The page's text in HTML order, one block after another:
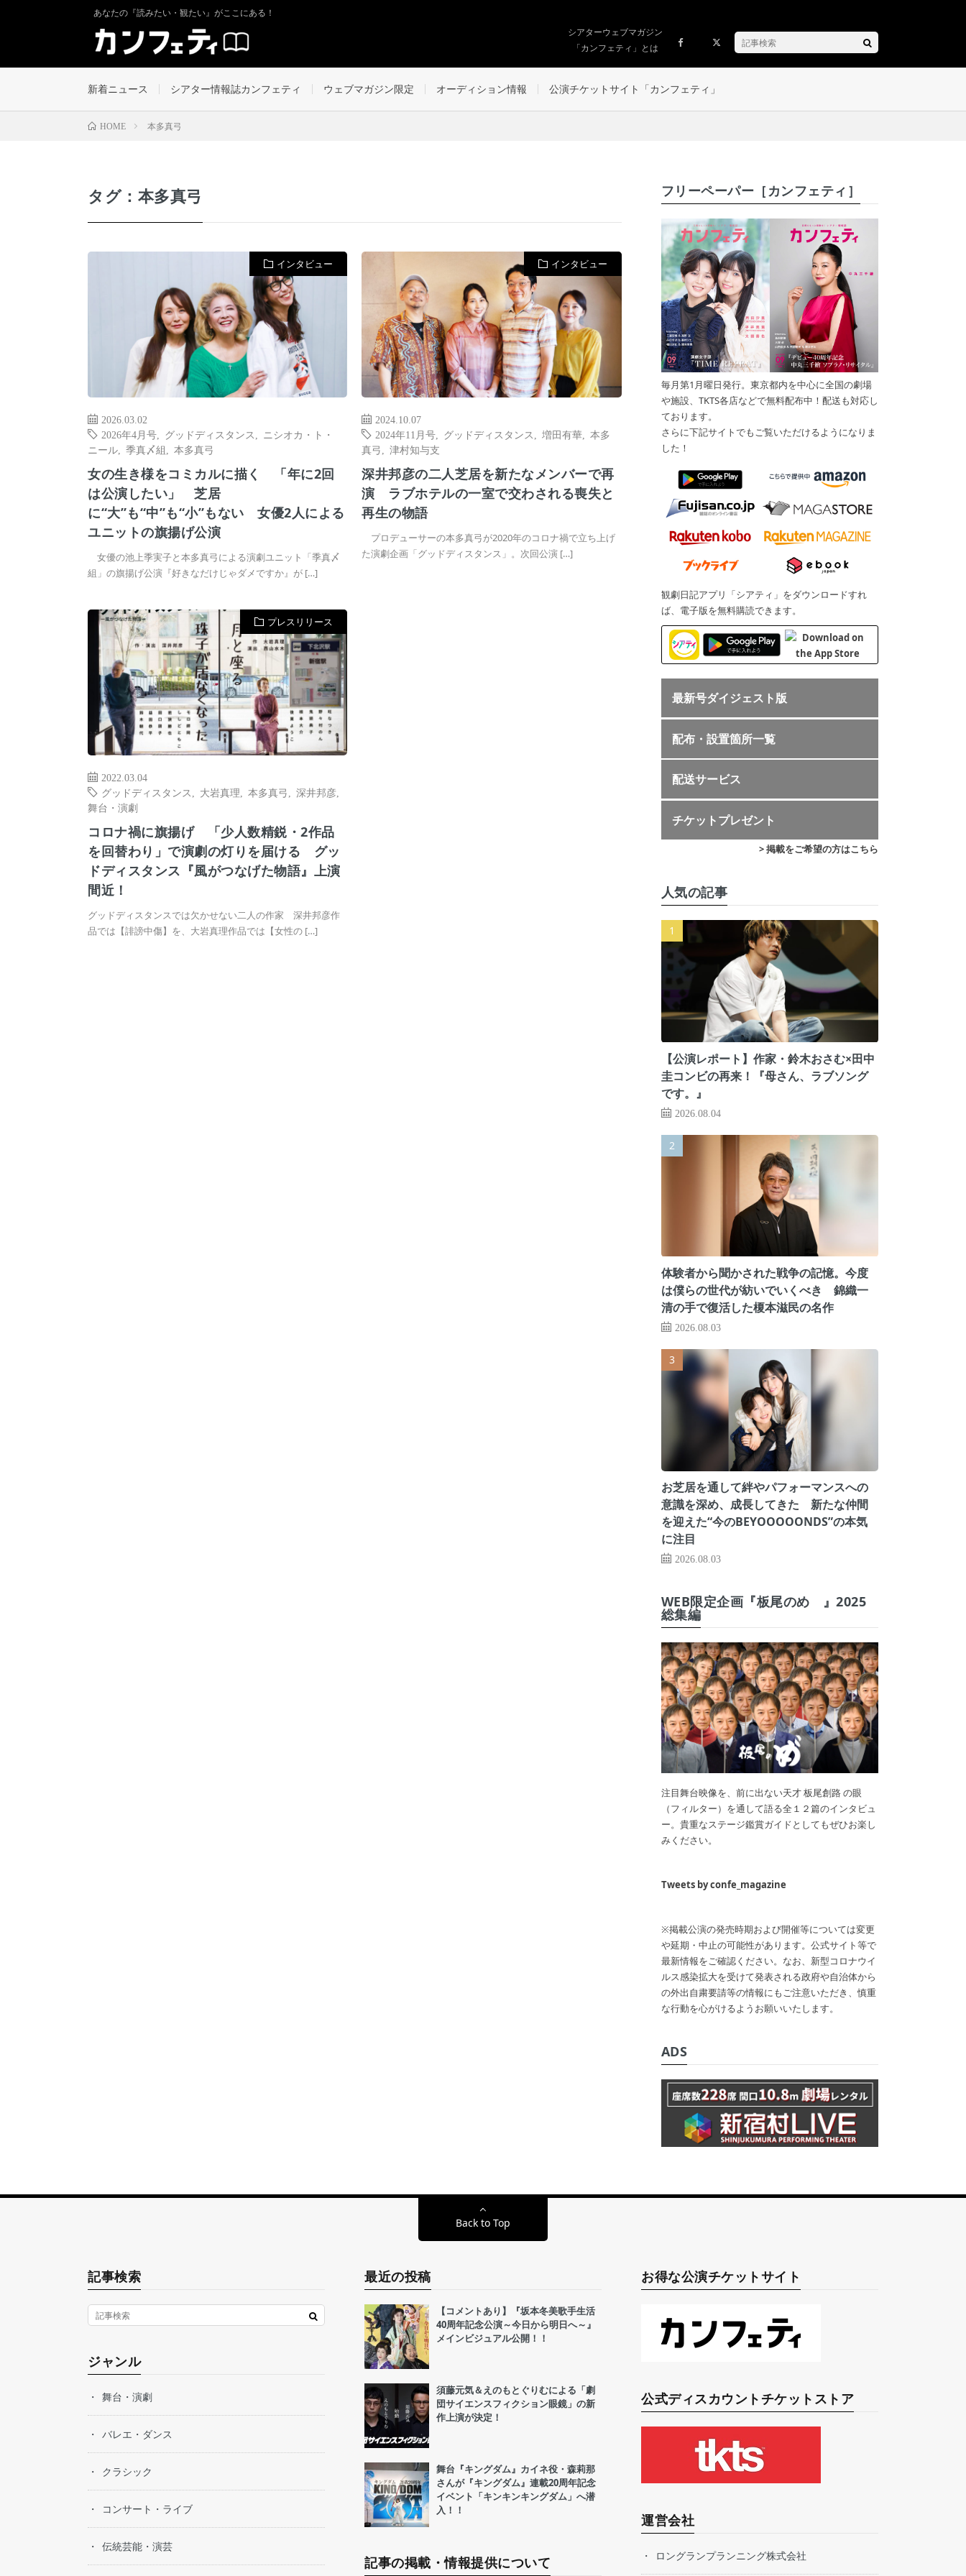
あなたの『読みたい・観たい』がここにある！
シアターウェブマガジン
「カンフェティ」とは
新着ニュース シアター情報誌カンフェティ ウェブマガジン限定 オーディション情報 公演チケットサイト「カンフェティ」
HOME 本多真弓
タグ：本多真弓
インタビュー
2026.03.02
2026年4月号
グッドディスタンス
ニシオカ・ト・
ニール
季真〆組 本多真弓
女の生き様をコミカルに描く 「年に2回
は公演したい」 芝居
に“大”も“中”も“小”もない 女優2人による
ユニットの旗揚げ公演
女優の池上季実子と本多真弓による演劇ユニット「季真〆
組」の旗揚げ公演『好きなだけじゃダメですか』が […]
インタビュー
2024.10.07
2024年11月号
グッドディスタンス ,増田有華 ,本多
真弓
,津村知与支
深井邦彦の二人芝居を新たなメンバーで再
演 ラブホテルの一室で交わされる喪失と
再生の物語
プロデューサーの本多真弓が2020年のコロナ禍で立ち上げ
た演劇企画「グッドディスタンス」。次回公演 […]
プレスリリース
2022.03.04
グッドディスタンス
大岩真理 本多真弓 深井邦彦
舞台・演劇
コロナ禍に旗揚げ 「少人数精鋭・2作品
を回替わり」で演劇の灯りを届ける グッ
ドディスタンス『風がつなげた物語』上演
間近！
グッドディスタンスでは欠かせない二人の作家 深井邦彦作
品では【誹謗中傷】を、大岩真理作品では【女性の […]
フリーペーパー［カンフェティ］
毎月第1月曜日発行。東京都内を中心に全国の劇場
や施設、TKTS各店などで無料配布中！配送も対応し
ております。
さらに下記サイトでもご覧いただけるようになりま
した！
観劇日記アプリ「シアティ」をダウンロードすれ
ば、電子版を無料購読できます。
最新号ダイジェスト版
配布・設置箇所一覧
配送サービス
チケットプレゼント
> 掲載をご希望の方はこちら
人気の記事
【公演レポート】作家・鈴木おさむ×田中
圭コンビの再来！『母さん、ラブソング
です。』
2026.08.04
体験者から聞かされた戦争の記憶。今度
は僕らの世代が紡いでいくべき 錦織一
清の手で復活した榎本滋民の名作
2026.08.03
お芝居を通して絆やパフォーマンスへの
意識を深め、成長してきた 新たな仲間
を迎えた“今のBEYOOOOONDS”の本気
に注目
2026.08.03
WEB限定企画『板尾のめ゙』2025
総集編
注目舞台映像を、前に出ない天才 板尾創路 の眼
（フィルター）を通して語る全１２篇のインタビュ
ー。貴重なステージ鑑賞ガイドとしてもぜひお楽し
みください。
Tweets by confe_magazine
※掲載公演の発売時期および開催等については変更
や延期・中止の可能性があります。公式サイト等で
最新情報をご確認ください。なお、新型コロナウイ
ルス感染拡大を受けて発表される政府や自治体から
の外出自粛要請等の情報にもご注意いただき、慎重
な行動を心がけるようお願いいたします。
ADS
Back to Top
記事検索
ジャンル
舞台・演劇
バレエ・ダンス
クラシック
コンサート・ライブ
伝統芸能・演芸
最近の投稿
【コメントあり】『坂本冬美歌手生活
40周年記念公演～今日から明日へ～』
メインビジュアル公開！！
須藤元気＆えのもとぐりむによる「劇
団サイエンスフィクション眼鏡」の新
作上演が決定！
舞台『キングダム』カイネ役・森莉那
さんが『キングダム』連載20周年記念
イベント「キンキンキングダム」へ潜
入！！
記事の掲載・情報提供について
お得な公演チケットサイト
公式ディスカウントチケットストア
運営会社
ロングランプランニング株式会社